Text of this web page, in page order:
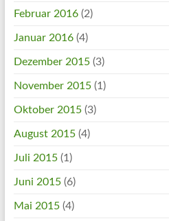
Februar 2016(2)
Januar 2016(4)
Dezember 2015(3)
November 2015(1)
Oktober 2015(3)
August 2015(4)
Juli 2015(1)
Juni 2015(6)
Mai 2015(4)